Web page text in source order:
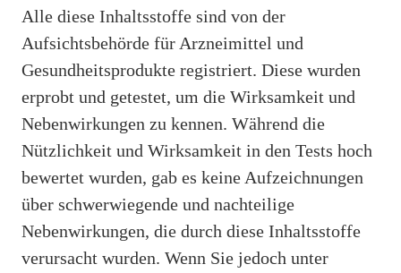
Alle diese Inhaltsstoffe sind von der
Aufsichtsbehörde für Arzneimittel und
Gesundheitsprodukte registriert. Diese wurden
erprobt und getestet, um die Wirksamkeit und
Nebenwirkungen zu kennen. Während die
Nützlichkeit und Wirksamkeit in den Tests hoch
bewertet wurden, gab es keine Aufzeichnungen
über schwerwiegende und nachteilige
Nebenwirkungen, die durch diese Inhaltsstoffe
verursacht wurden. Wenn Sie jedoch unter